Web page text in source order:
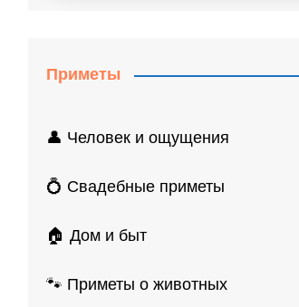
Приметы
👤 Человек и ощущения
💍 Свадебные приметы
🏠 Дом и быт
🐾 Приметы о животных